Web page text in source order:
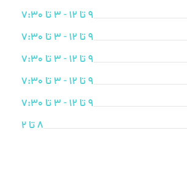
9 تا 12 - 3 تا 7:30
9 تا 12 - 3 تا 7:30
9 تا 12 - 3 تا 7:30
9 تا 12 - 3 تا 7:30
9 تا 12 - 3 تا 7:30
8 تا 2